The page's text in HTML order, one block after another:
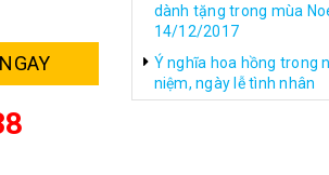
dành tặng trong mùa
14/12/2017
Ý nghĩa hoa hồng trong
niệm, ngày lễ tình nhân